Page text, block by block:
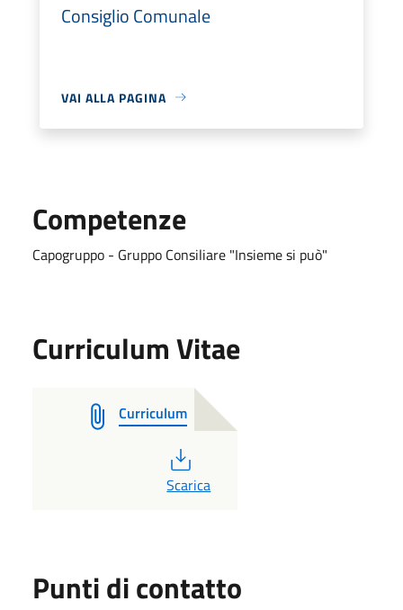
Consiglio Comunale
VAI ALLA PAGINA
Competenze
Capogruppo - Gruppo Consiliare "Insieme si può"
Curriculum Vitae
Curriculum
PDF
Scarica
Punti di contatto